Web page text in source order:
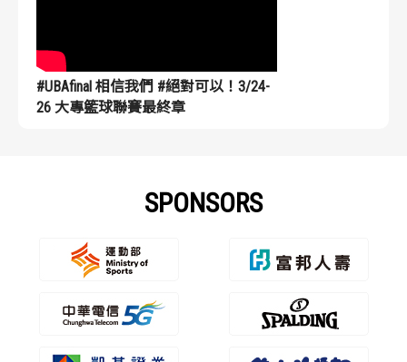
#UBAfinal 相信我們 #絕對可以！3/24-
26 大專籃球聯賽最終章
SPONSORS